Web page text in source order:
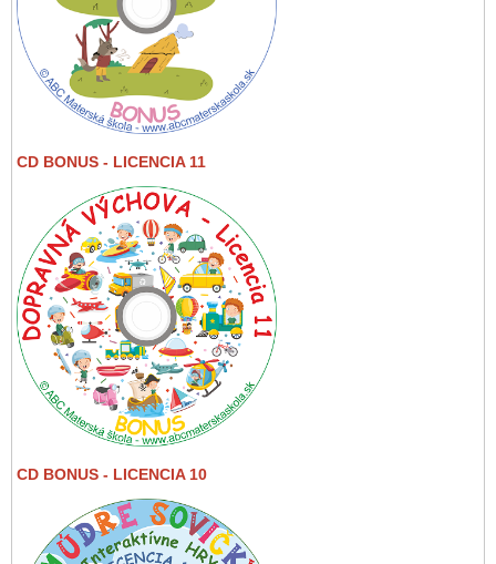
CD BONUS - LICENCIA 11
CD BONUS - LICENCIA 10